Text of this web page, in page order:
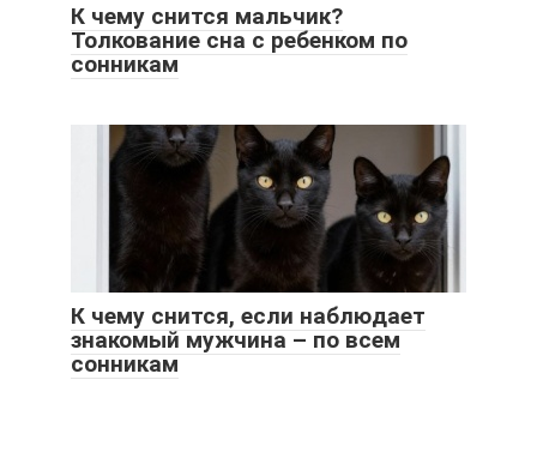
К чему снится мальчик?
Толкование сна с ребенком по
сонникам
К чему снится, если наблюдает
знакомый мужчина – по всем
сонникам